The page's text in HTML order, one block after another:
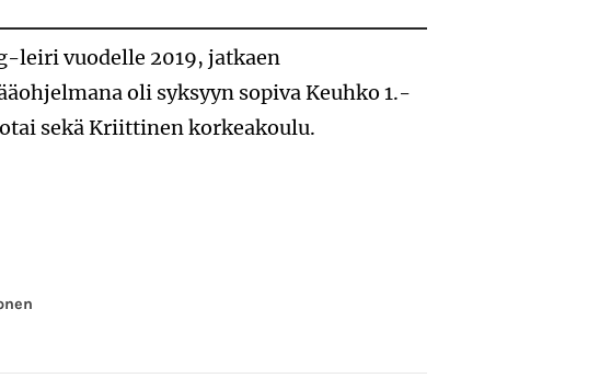
leiri vuodelle 2019, jatkaen
oli syksyyn sopiva Keuhko 1.-
sekä Kriittinen korkeakoulu.